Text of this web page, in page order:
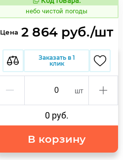
Код товара:
1123946
небо чистой погоды
Цена 2 864 руб./шт
Заказать в 1
клик
шт
0 руб.
В корзину